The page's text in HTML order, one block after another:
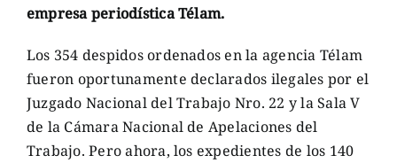
empresa periodística Télam.
Los 354 despidos ordenados en la agencia Télam
fueron oportunamente declarados ilegales por el
Juzgado Nacional del Trabajo Nro. 22 y la Sala V
de la Cámara Nacional de Apelaciones del
Trabajo. Pero ahora, los expedientes de los 140